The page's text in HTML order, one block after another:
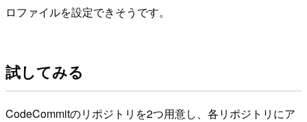
ロファイルを設定できそうです。
試してみる
CodeCommitのリポジトリを2つ用意し、各リポジトリにア